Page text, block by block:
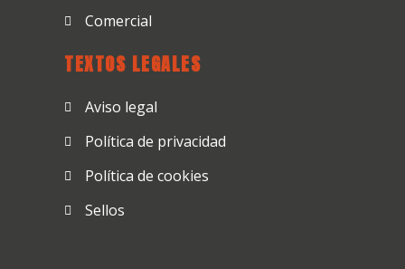
Comercial
TEXTOS LEGALES
Aviso legal
Política de privacidad
Política de cookies
Sellos